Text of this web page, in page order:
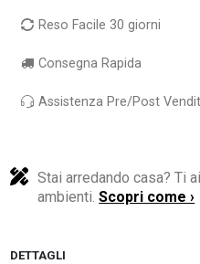
Reso Facile 30 giorni
Consegna Rapida
Assistenza Pre/Post
Stai arredando casa? Ti
ambienti.Scopri come ›
DETTAGLI